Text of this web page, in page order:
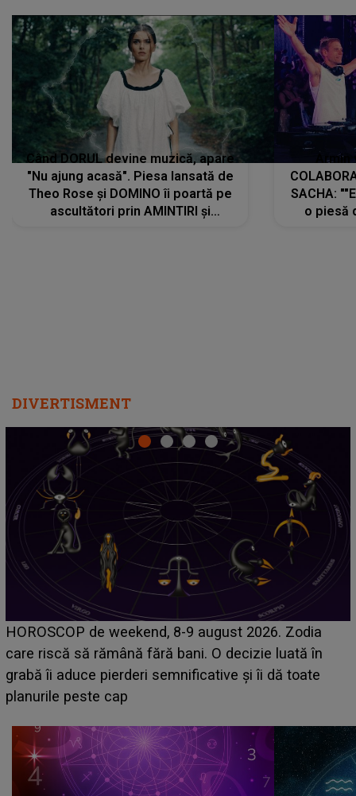
Când DORUL devine muzică, apare
"Nu ajung acasă". Piesa lansată de
Theo Rose și DOMINO îi poartă pe
ascultători prin AMINTIRI și
SACHA:
o piesă
DIVERTISMENT
Emanuel a ținut ACEST DETALIU ASCUNS până
acum! În fața Alexandrei, concurentul din Casa Iubirii
face o MĂRTURISIRE NEAȘTEPTATĂ despre mama
sa: "I-am spus și ei în față, eu nu te iubesc pentru